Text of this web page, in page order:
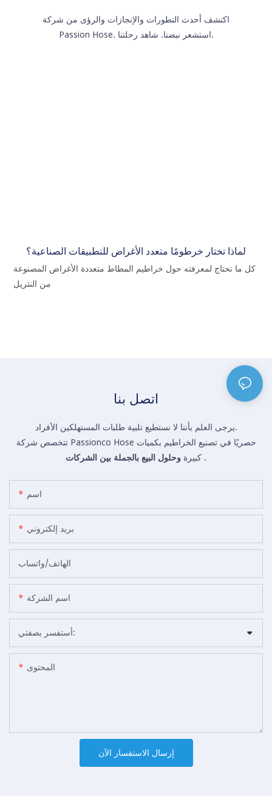
اكتشف أحدث التطورات والإنجازات والرؤى من شركة
Passion Hose. استشعر نبضنا. شاهد رحلتنا.
لماذا تختار خرطومًا متعدد الأغراض للتطبيقات الصناعية؟
كل ما تحتاج لمعرفته حول خراطيم المطاط متعددة الأغراض المصنوعة
من النتريل
اتصل بنا
يرجى العلم بأننا لا نستطيع تلبية طلبات المستهلكين الأفراد.
تتخصص شركة Passionco Hose حصريًا في تصنيع الخراطيم بكميات
كبيرة وحلول البيع بالجملة بين الشركات .
اسم
بريد إلكتروني
الهاتف/واتساب
اسم الشركة
أستفسر بصفتي:
المحتوى
إرسال الاستفسار الآن